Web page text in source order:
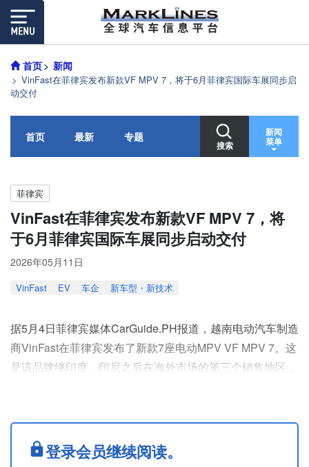
首页 新闻
VinFast在菲律宾发布新款VF MPV 7，将于6月菲律宾国际车展同步启
动交付
首页 最新 专题
搜索
新闻
菜单
菲律宾
VinFast在菲律宾发布新款VF MPV 7，将
于6月菲律宾国际车展同步启动交付
2026年05月11日
VinFast EV 车企 新车型・新技术
据5月4日菲律宾媒体CarGuide.PH报道，越南电动汽车制造
商VinFast在菲律宾发布了新款7座电动MPV VF MPV 7。这
是该品牌继印度、印尼之后在海外市场的第三个销售地区，
123.9万菲律宾比索。
该车预计将于2026年6月菲律宾国际车展期间启动交付。5
月5日及之后预订的客户将获得上市特别礼遇。
登录会员继续阅读。